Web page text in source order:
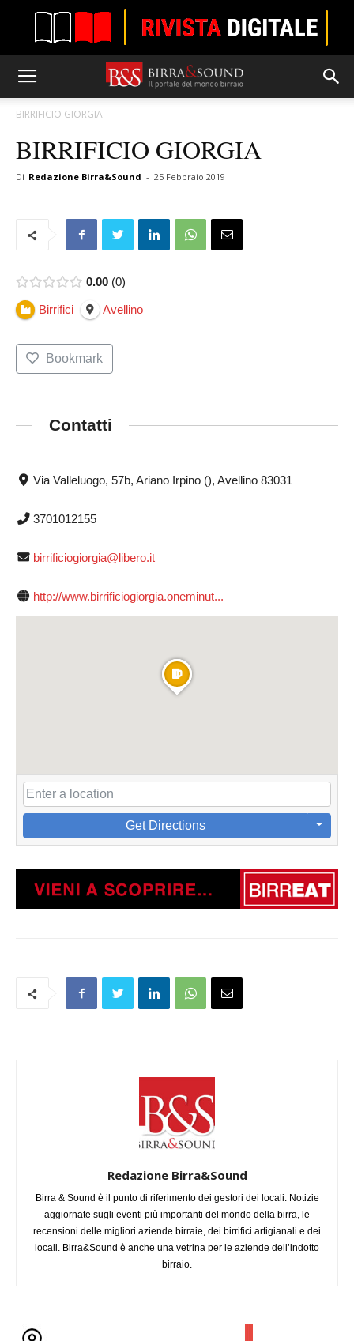
BIRRIFICIO GIORGIA
BIRRIFICIO GIORGIA
Di Redazione Birra&Sound - 25 Febbraio 2019
0.00 0
Birrifici Avellino
Bookmark
Contatti
Via Valleluogo, 57b, Ariano Irpino (), Avellino 83031
3701012155
birrificiogiorgia@libero.it
http://www.birrificiogiorgia.oneminut...
Get Directions
Redazione Birra&Sound
Birra & Sound è il punto di riferimento dei gestori dei locali. Notizie
aggiornate sugli eventi più importanti del mondo della birra, le
recensioni delle migliori aziende birraie, dei birrifici artigianali e dei
locali. Birra&Sound è anche una vetrina per le aziende dell’indotto
birraio.